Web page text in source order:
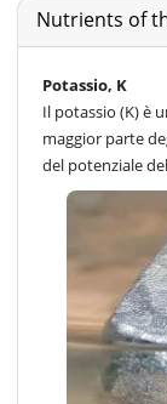
Nutrients of
Potassio, K
Il potassio (K) è
maggior parte
del potenziale